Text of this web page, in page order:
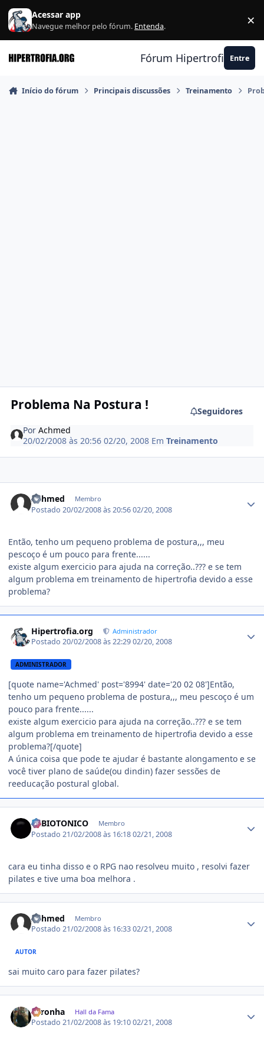
Ir para conteúdo
Acessar app
Navegue melhor pelo fórum. Entenda. ×
Fórum Hipertrofia.org
Entre
Início do fórum Principais discussões Treinamento
Problema Na Postura !
Seguidores
PorAchmed
20/02/2008 às 20:5602/20, 2008 EmTreinamento
Achmed Membro
Postado20/02/2008 às 20:5602/20, 2008
Então, tenho um pequeno problema de postura,,, meu
pescoço é um pouco para frente......
existe algum exercicio para ajuda na correção..??? e se tem
algum problema em treinamento de hipertrofia devido a esse
problema?
Hipertrofia.org Administrador
Postado20/02/2008 às 22:2902/20, 2008
ADMINISTRADOR
[quote name='Achmed' post='8994' date='20 02 08']Então,
tenho um pequeno problema de postura,,, meu pescoço é um
pouco para frente......
existe algum exercicio para ajuda na correção..??? e se tem
algum problema em treinamento de hipertrofia devido a esse
problema?[/quote]
A única coisa que pode te ajudar é bastante alongamento e se
você tiver plano de saúde(ou dindin) fazer sessões de
reeducação postural global.
SRBIOTONICO Membro
Postado21/02/2008 às 16:1802/21, 2008
cara eu tinha disso e o RPG nao resolveu muito , resolvi fazer
pilates e tive uma boa melhora .
Achmed Membro
Postado21/02/2008 às 16:3302/21, 2008
AUTOR
sai muito caro para fazer pilates?
coronha Hall da Fama
Postado21/02/2008 às 19:1002/21, 2008